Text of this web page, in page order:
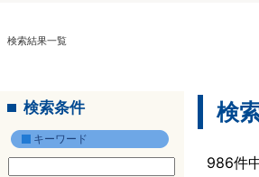
検索結果一覧
検索条件
キーワード
検
986件